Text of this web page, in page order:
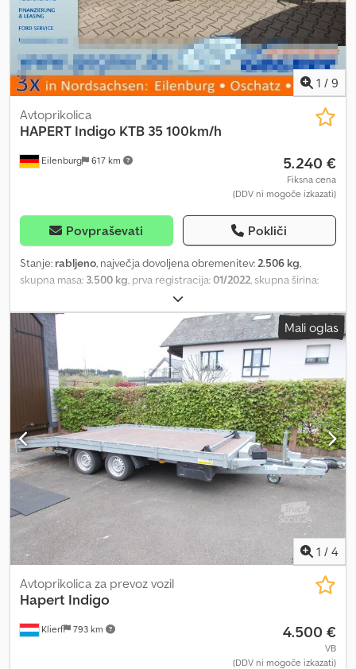
1 / 9
Eilenburg 617 km
Avtoprikolica
HAPERT Indigo KTB 35 100km/h
5.240 €
Fiksna cena
(DDV ni mogoče izkazati)
Povpraševati Pokliči
Stanje: rabljeno, največja dovoljena obremenitev:2.506 kg,
skupna masa: 3.500 kg, prva registracija:01/2022, skupna širina:
1.865 mm
napak in vmesne prodaje! Interna številka: A69. Vozilo ni
pripravljeno! Dostava po vsej državi možna za doplačilo.
Pridržujemo si pravico do napak in predhodne prodaje. Z veseljem
vzamemo vaše vozilo v račun. Financiranje / leasing je možen tudi
brez pologa! Imate še vprašanja? Z veseljem svetujemo! Chsdpjy
Aikdefx Anmsa
Mali oglas
1 / 4
Klierf 793 km
Avtoprikolica za prevoz vozil
Hapert Indigo
4.500 €
VB
(DDV ni mogoče izkazati)